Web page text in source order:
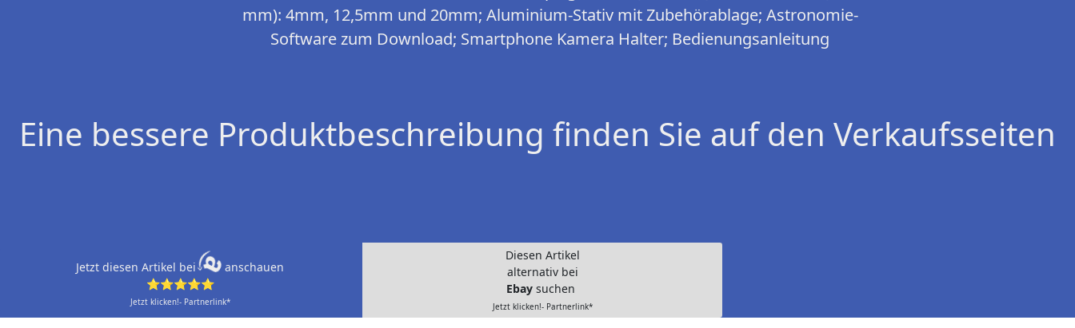
mm): 4mm, 12,5mm und 20mm; Aluminium-Stativ mit Zubehörablage; Astronomie-
Software zum Download; Smartphone Kamera Halter; Bedienungsanleitung
Eine bessere Produktbeschreibung finden Sie auf den Verkaufsseiten
Jetzt diesen Artikel bei
anschauen
⭐⭐⭐⭐⭐
Jetzt klicken!- Partnerlink*
Diesen Artikel
alternativ bei
Ebay suchen
Jetzt klicken!- Partnerlink*